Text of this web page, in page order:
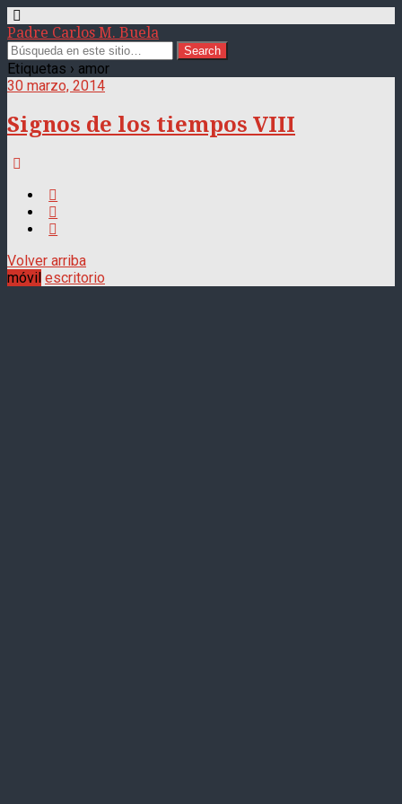
Padre Carlos M. Buela
Etiquetas › amor
30 marzo, 2014
Signos de los tiempos VIII
Volver arriba
móvil escritorio